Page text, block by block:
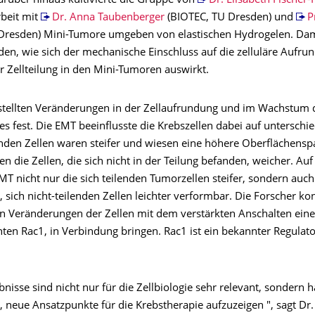
mit
Dr. Anna Taubenberger(BIOTEC, TU Dresden) und
Mini-Tumore umgeben von elastischen Hydrogelen.
wie sich der mechanische Einschluss auf die zelluläre
Zellteilung in den Mini-Tumoren auswirkt.
Veränderungen in der Zellaufrundung und im Wachstum
fest. Die EMT beeinflusste die Krebszellen dabei auf
Zellen waren steifer und wiesen eine höhere
die Zellen, die sich nicht in der Teilung befanden, weicher. Auf
nicht nur die sich teilenden Tumorzellen steifer, sondern
sich nicht-teilenden Zellen leichter verformbar. Die Forscher
Veränderungen der Zellen mit dem verstärkten Anschalten
Rac1, in Verbindung bringen. Rac1 ist ein bekannter
sind nicht nur für die Zellbiologie sehr relevant, sondern
neue Ansatzpunkte für die Krebstherapie aufzuzeigen ", sagt